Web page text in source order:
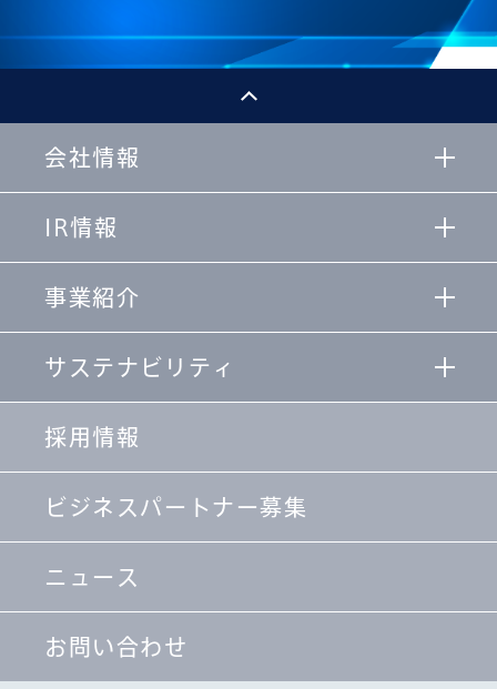
会社情報
IR情報
事業紹介
サステナビリティ
採用情報
ビジネスパートナー募集
ニュース
お問い合わせ